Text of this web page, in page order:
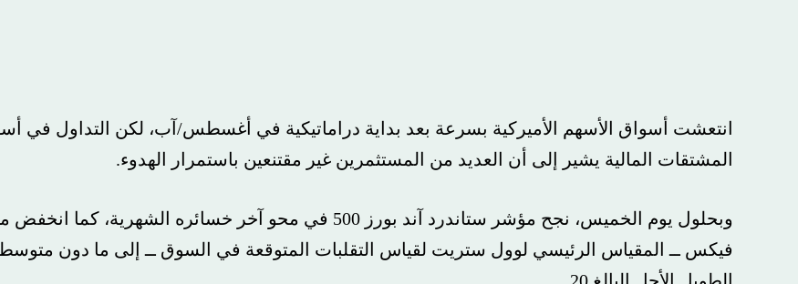
انتعشت أسواق الأسهم الأميركية بسرعة بعد بداية دراماتيكية في أغسطس/آب، لكن التداول في أسواق
المشتقات المالية يشير إلى أن العديد من المستثمرين غير مقتنعين باستمرار الهدوء.
وبحلول يوم الخميس، نجح مؤشر ستاندرد آند بورز 500 في محو آخر خسائره الشهرية، كما انخفض مؤشر
فيكس ــ المقياس الرئيسي لوول ستريت لقياس التقلبات المتوقعة في السوق ــ إلى ما دون متوسطه